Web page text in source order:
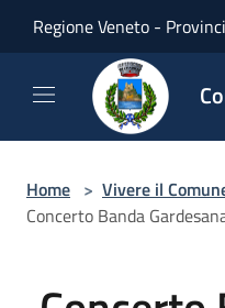
Regione Veneto -
Home > Vivere il
Concerto Banda